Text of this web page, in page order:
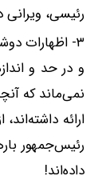
رئیسی،
۳- اظهارات
و در حد و
نمی‌ماند که
ارائه
رئیس‌جمهور
داده‌اند!